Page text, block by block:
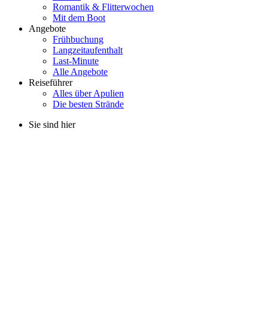
Romantik & Flitterwochen
Mit dem Boot
Angebote
Frühbuchung
Langzeitaufenthalt
Last-Minute
Alle Angebote
Reiseführer
Alles über Apulien
Die besten Strände
Sie sind hier